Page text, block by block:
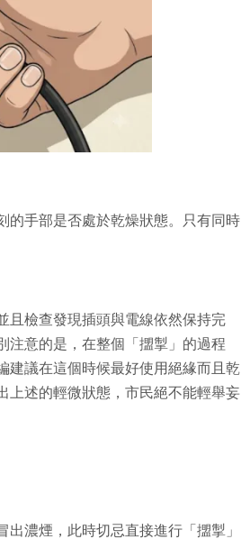
的手部是否處於乾燥狀態。只有同時
且檢查發現插頭與電線依然保持完
注意的是，在整個「擝掣」的過程
建議在這個時候最好使用絕緣而且乾
上述的輕微狀態，市民絕不能輕舉妄
濃煙，此時切忌直接進行「擝掣」